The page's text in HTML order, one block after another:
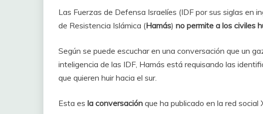
Las Fuerzas de Defensa Israelíes (IDF por sus siglas en
de Resistencia Islámica (Hamás) no permite a los civiles
Según se puede escuchar en una conversación que un
inteligencia de las IDF, Hamás está requisando las
que quieren huir hacia el sur.
Esta es la conversación que ha publicado en la red